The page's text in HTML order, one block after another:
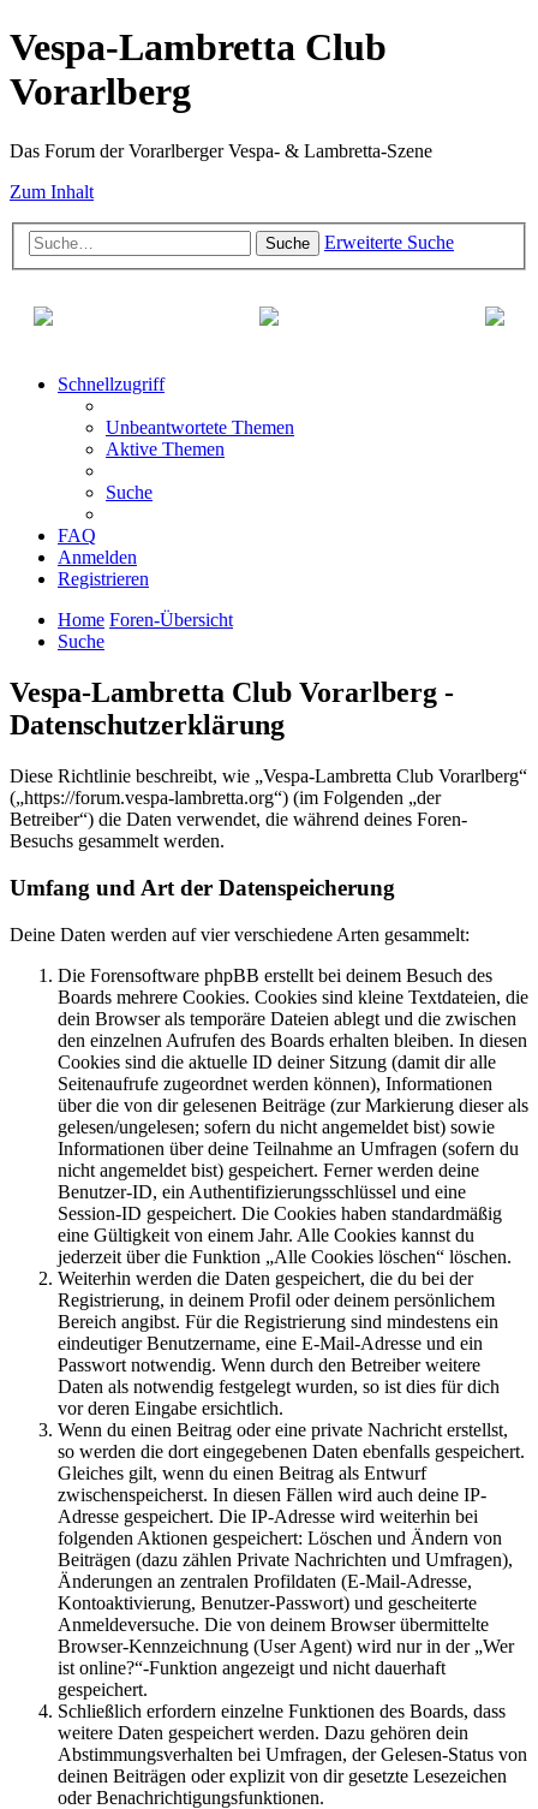
Vespa-Lambretta Club
Vorarlberg
Das Forum der Vorarlberger Vespa- & Lambretta-Szene
Zum Inhalt
Suche Erweiterte Suche
Schnellzugriff
Unbeantwortete Themen
Aktive Themen
Suche
FAQ
Anmelden
Registrieren
Home Foren-Übersicht
Suche
Vespa-Lambretta Club Vorarlberg -
Datenschutzerklärung
Diese Richtlinie beschreibt, wie „Vespa-Lambretta Club Vorarlberg“
(„https://forum.vespa-lambretta.org“) (im Folgenden „der
Betreiber“) die Daten verwendet, die während deines Foren-
Besuchs gesammelt werden.
Umfang und Art der Datenspeicherung
Deine Daten werden auf vier verschiedene Arten gesammelt:
Die Forensoftware phpBB erstellt bei deinem Besuch des
Boards mehrere Cookies. Cookies sind kleine Textdateien, die
dein Browser als temporäre Dateien ablegt und die zwischen
den einzelnen Aufrufen des Boards erhalten bleiben. In diesen
Cookies sind die aktuelle ID deiner Sitzung (damit dir alle
Seitenaufrufe zugeordnet werden können), Informationen
über die von dir gelesenen Beiträge (zur Markierung dieser als
gelesen/ungelesen; sofern du nicht angemeldet bist) sowie
Informationen über deine Teilnahme an Umfragen (sofern du
nicht angemeldet bist) gespeichert. Ferner werden deine
Benutzer-ID, ein Authentifizierungsschlüssel und eine
Session-ID gespeichert. Die Cookies haben standardmäßig
eine Gültigkeit von einem Jahr. Alle Cookies kannst du
jederzeit über die Funktion „Alle Cookies löschen“ löschen.
Weiterhin werden die Daten gespeichert, die du bei der
Registrierung, in deinem Profil oder deinem persönlichem
Bereich angibst. Für die Registrierung sind mindestens ein
eindeutiger Benutzername, eine E-Mail-Adresse und ein
Passwort notwendig. Wenn durch den Betreiber weitere
Daten als notwendig festgelegt wurden, so ist dies für dich
vor deren Eingabe ersichtlich.
Wenn du einen Beitrag oder eine private Nachricht erstellst,
so werden die dort eingegebenen Daten ebenfalls gespeichert.
Gleiches gilt, wenn du einen Beitrag als Entwurf
zwischenspeicherst. In diesen Fällen wird auch deine IP-
Adresse gespeichert. Die IP-Adresse wird weiterhin bei
folgenden Aktionen gespeichert: Löschen und Ändern von
Beiträgen (dazu zählen Private Nachrichten und Umfragen),
Änderungen an zentralen Profildaten (E-Mail-Adresse,
Kontoaktivierung, Benutzer-Passwort) und gescheiterte
Anmeldeversuche. Die von deinem Browser übermittelte
Browser-Kennzeichnung (User Agent) wird nur in der „Wer
ist online?“-Funktion angezeigt und nicht dauerhaft
gespeichert.
Schließlich erfordern einzelne Funktionen des Boards, dass
weitere Daten gespeichert werden. Dazu gehören dein
Abstimmungsverhalten bei Umfragen, der Gelesen-Status von
deinen Beiträgen oder explizit von dir gesetzte Lesezeichen
oder Benachrichtigungsfunktionen.